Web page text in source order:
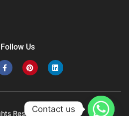
Follow Us
F
a
c
b
k
P
i
n
e
e
s
L
i
n
e
i
n
Reserved Developed by IFISYS.
Contact us